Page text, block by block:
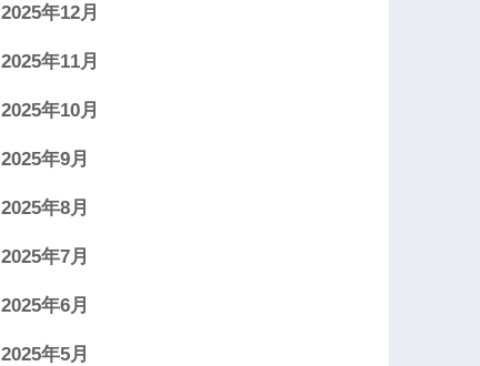
2025年12月
2025年11月
2025年10月
2025年9月
2025年8月
2025年7月
2025年6月
2025年5月